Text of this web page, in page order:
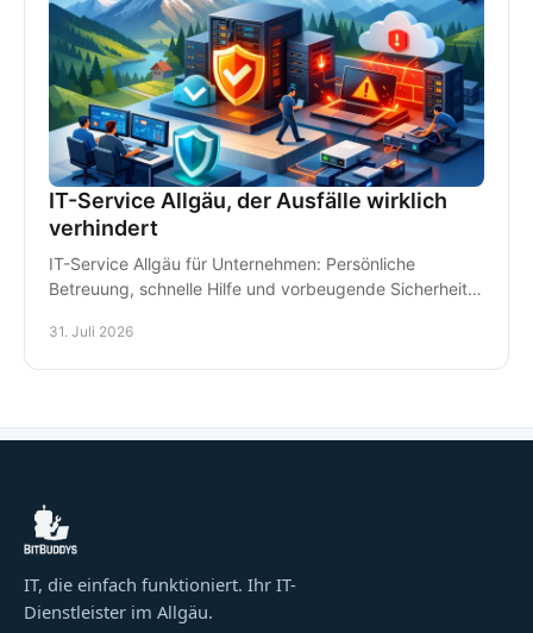
IT-Service Allgäu, der Ausfälle wirklich
verhindert
IT-Service Allgäu für Unternehmen: Persönliche
Betreuung, schnelle Hilfe und vorbeugende Sicherheit
31. Juli 2026
IT, die einfach funktioniert. Ihr IT-
Dienstleister im Allgäu.